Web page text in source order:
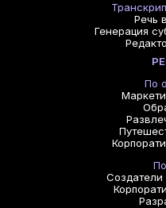
Речь
Генерация
По